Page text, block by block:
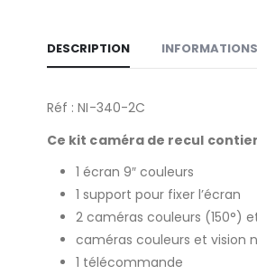
DESCRIPTION
Réf : NI-340-2C
Ce kit caméra de recul
1 écran 9″ couleurs
1 support pour fixer l’écran
2 caméras couleurs (150°)
caméras couleurs et vision
1 télécommande